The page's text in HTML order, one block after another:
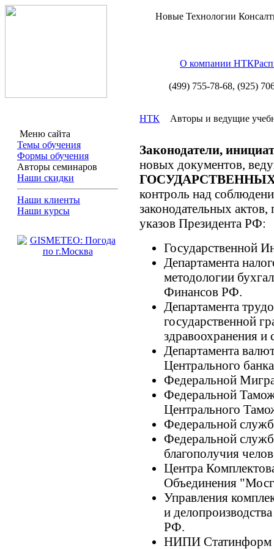
Новые Технологии
О компании НТК
(499) 755-78-68, (925)
Меню сайта
Темы обучения
Формы обучения
Авторы семинаров
Наши скидки
Наши клиенты
Наши курсы
НТК Авторы и ведущие
Законодатели,
новых документов,
контроль над
законодательных
указов Президента РФ:
Государственной
Департамента
методологии
Финансов РФ.
Департамента
государственной
здравоохранения и
Департамента
Центрального
Федеральной
Федеральной
Центрального
Федеральной
Федеральной
благополучия
Центра
Объединения
Управления
и
РФ.
НИПИ Статинформ